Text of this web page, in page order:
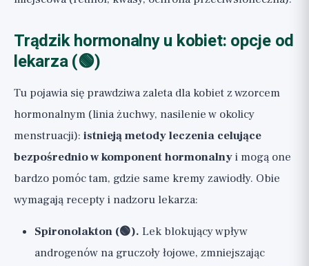
Trądzik hormonalny u kobiet: opcje od
lekarza (🟢)
Tu pojawia się prawdziwa zaleta dla kobiet z wzorcem
hormonalnym (linia żuchwy, nasilenie w okolicy
menstruacji): istnieją metody leczenia celujące
bezpośrednio w komponent hormonalnyi mogą one
bardzo pomóc tam, gdzie same kremy zawiodły. Obie
wymagają recepty i nadzoru lekarza:
Spironolakton (🟢). Lek blokujący wpływ
androgenów na gruczoły łojowe, zmniejszając